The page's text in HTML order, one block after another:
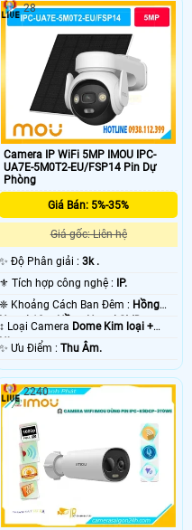
Camera IP WiFi 5MP IMOU IPC-
UA7E-5M0T2-EU/FSP14 Pin Dự
Phòng
Giá Bán: 5%-35%
Giá gốc: Liên hệ
✨ Độ Phân giải :3k .
⚜️ Tích hợp công nghệ :
IP.
❈ Khoảng Cách Ban Đêm : Hồng
Ngoại 10m Hồng Ngoại SMD.
↕️ Loại Camera Dome Kim loại +
Nhựa.
️✨ Ưu Điểm :Thu Âm.
28
2240